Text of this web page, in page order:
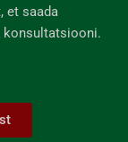
et saada
konsultatsiooni.